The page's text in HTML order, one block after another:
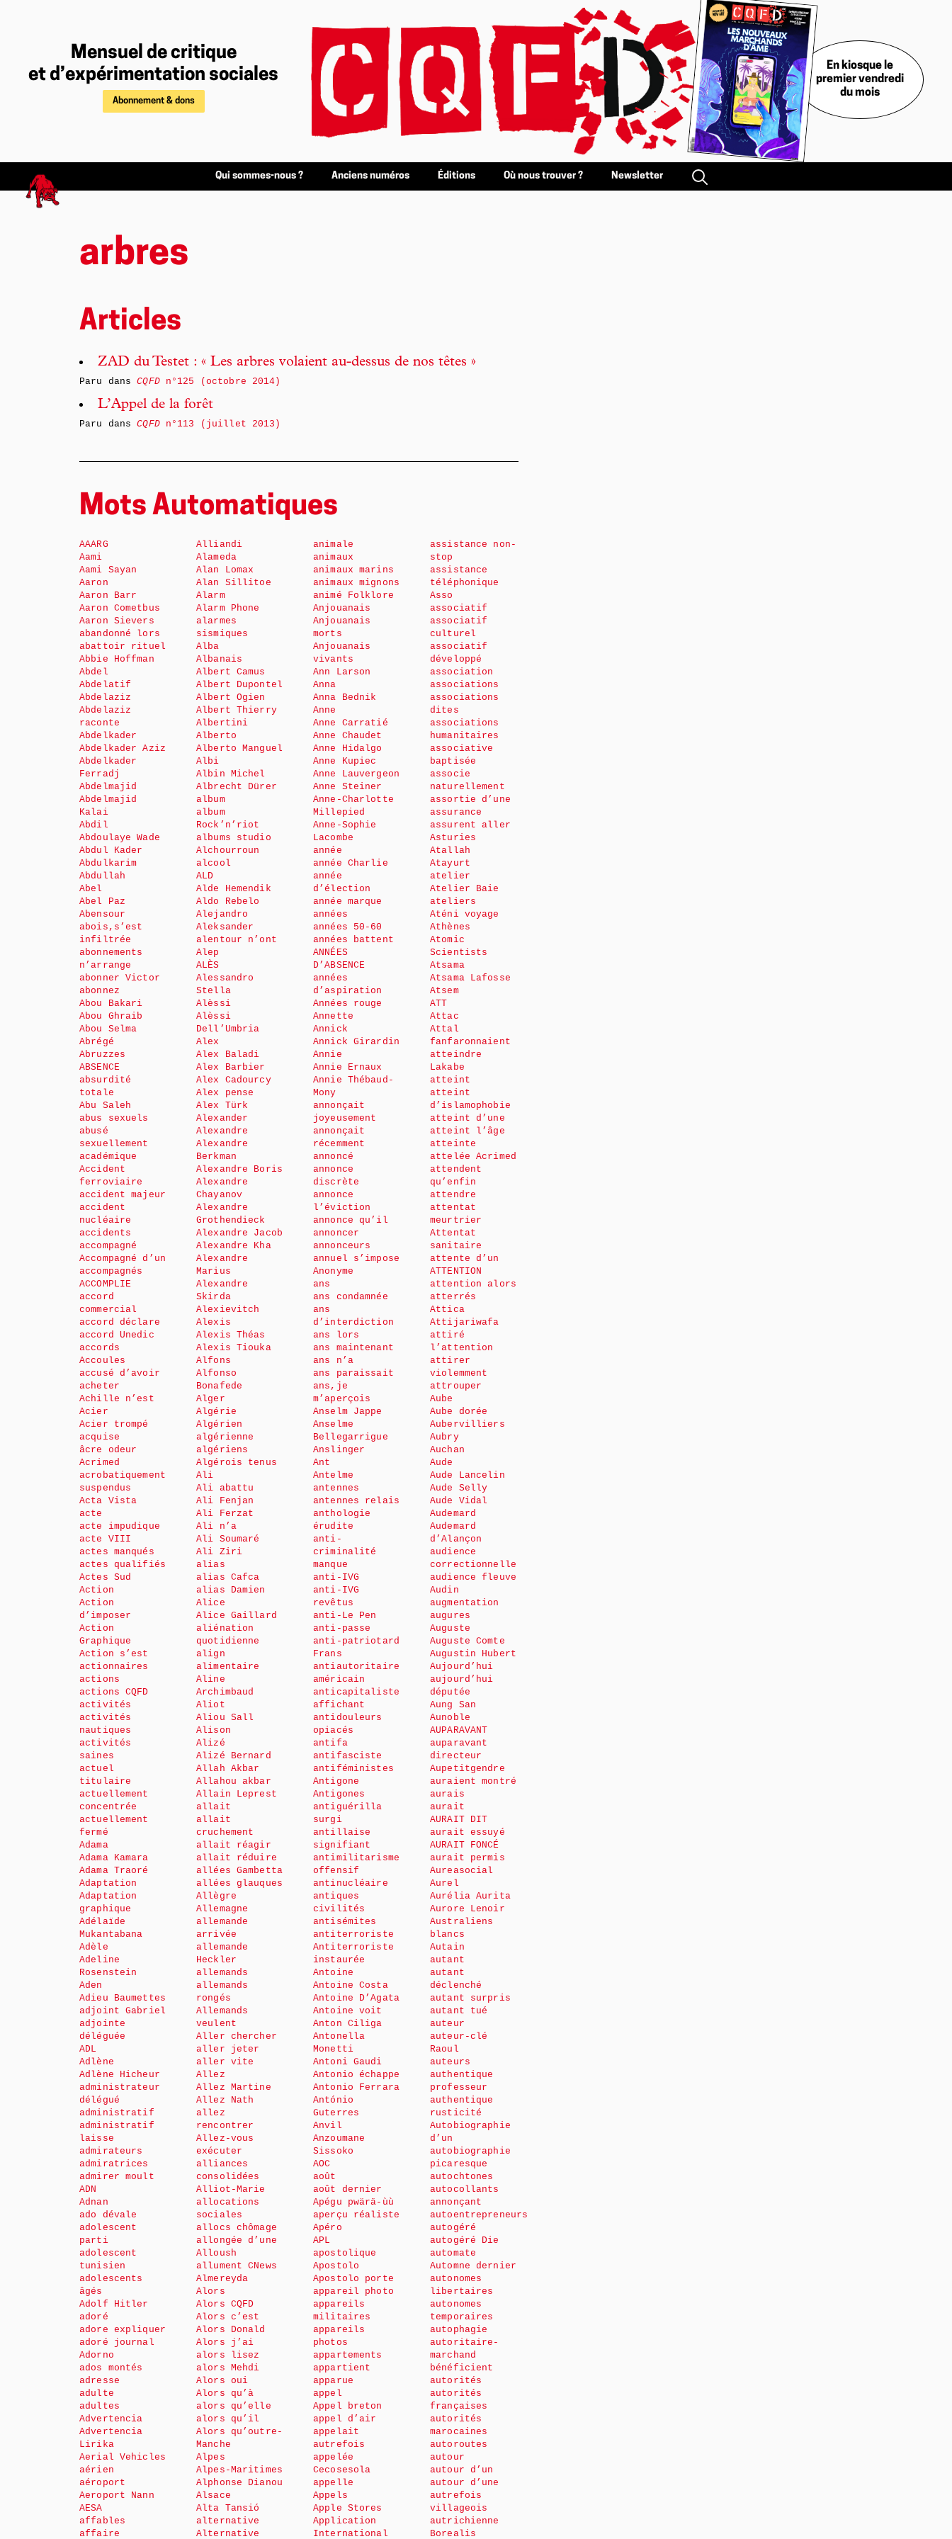
Mensuel de critique
et d’expérimentation sociales
Abonnement & dons
En kiosque le
premier vendredi
du mois
Qui sommes-nous ? Anciens numéros Éditions Où nous trouver ? Newsletter
arbres
Articles
ZAD du Testet : « Les arbres volaient au-dessus de nos têtes »
Paru dansCQFDn°125 (octobre 2014)
L’Appel de la forêt
Paru dansCQFDn°113 (juillet 2013)
Mots Automatiques
AAARG
Aami
Aami Sayan
Aaron
Aaron Barr
Aaron Cometbus
Aaron Sievers
abandonné lors
abattoir rituel
Abbie Hoffman
Abdel
Abdelatif
Abdelaziz
Abdelaziz
raconte
Abdelkader
Abdelkader Aziz
Abdelkader
Ferradj
Abdelmajid
Abdelmajid
Kalai
Abdil
Abdoulaye Wade
Abdul Kader
Abdulkarim
Abdullah
Abel
Abel Paz
Abensour
abois,s’est
infiltrée
abonnements
n’arrange
abonner Victor
abonnez
Abou Bakari
Abou Ghraib
Abou Selma
Abrégé
Abruzzes
ABSENCE
absurdité
totale
Abu Saleh
abus sexuels
abusé
sexuellement
académique
Accident
ferroviaire
accident majeur
accident
nucléaire
accidents
accompagné
Accompagné d’un
accompagnés
ACCOMPLIE
accord
commercial
accord déclare
accord Unedic
accords
Accoules
accusé d’avoir
acheter
Achille n’est
Acier
Acier trompé
acquise
âcre odeur
Acrimed
acrobatiquement
suspendus
Acta Vista
acte
acte impudique
acte VIII
actes manqués
actes qualifiés
Actes Sud
Action
Action
d’imposer
Action
Graphique
Action s’est
actionnaires
actions
actions CQFD
activités
activités
nautiques
activités
saines
actuel
titulaire
actuellement
concentrée
actuellement
fermé
Adama
Adama Kamara
Adama Traoré
Adaptation
Adaptation
graphique
Adélaïde
Mukantabana
Adèle
Adeline
Rosenstein
Aden
Adieu Baumettes
adjoint Gabriel
adjointe
déléguée
ADL
Adlène
Adlène Hicheur
administrateur
délégué
administratif
administratif
laisse
admirateurs
admiratrices
admirer moult
ADN
Adnan
ado dévale
adolescent
parti
adolescent
tunisien
adolescents
âgés
Adolf Hitler
adoré
adore expliquer
adoré journal
Adorno
ados montés
adresse
adulte
adultes
Advertencia
Advertencia
Lirika
Aerial Vehicles
aérien
aéroport
Aeroport Nann
AESA
affables
affaire
Alliandi
Alameda
Alan Lomax
Alan Sillitoe
Alarm
Alarm Phone
alarmes
sismiques
Alba
Albanais
Albert Camus
Albert Dupontel
Albert Ogien
Albert Thierry
Albertini
Alberto
Alberto Manguel
Albi
Albin Michel
Albrecht Dürer
album
album
Rock’n’riot
albums studio
Alchourroun
alcool
ALD
Alde Hemendik
Aldo Rebelo
Alejandro
Aleksander
alentour n’ont
Alep
ALÈS
Alessandro
Stella
Alèssi
Alèssi
Dell’Umbria
Alex
Alex Baladi
Alex Barbier
Alex Cadourcy
Alex pense
Alex Türk
Alexander
Alexandre
Alexandre
Berkman
Alexandre Boris
Alexandre
Chayanov
Alexandre
Grothendieck
Alexandre Jacob
Alexandre Kha
Alexandre
Marius
Alexandre
Skirda
Alexievitch
Alexis
Alexis Théas
Alexis Tiouka
Alfons
Alfonso
Bonafede
Alger
Algérie
Algérien
algérienne
algériens
Algérois tenus
Ali
Ali abattu
Ali Fenjan
Ali Ferzat
Ali n’a
Ali Soumaré
Ali Ziri
alias
alias Cafca
alias Damien
Alice
Alice Gaillard
aliénation
quotidienne
align
alimentaire
Aline
Archimbaud
Aliot
Aliou Sall
Alison
Alizé
Alizé Bernard
Allah Akbar
Allahou akbar
Allain Leprest
allait
allait
cruchement
allait réagir
allait réduire
allées Gambetta
allées glauques
Allègre
Allemagne
allemande
arrivée
allemande
Heckler
allemands
allemands
rongés
Allemands
veulent
Aller chercher
aller jeter
aller vite
Allez
Allez Martine
Allez Nath
allez
rencontrer
Allez-vous
exécuter
alliances
consolidées
Alliot-Marie
allocations
sociales
allocs chômage
allongée d’une
Alloush
allument CNews
Almereyda
Alors
Alors CQFD
Alors c’est
Alors Donald
Alors j’ai
alors lisez
alors Mehdi
Alors oui
Alors qu’à
alors qu’elle
alors qu’il
Alors qu’outre-
Manche
Alpes
Alpes-Maritimes
Alphonse Dianou
Alsace
Alta Tansió
alternative
Alternative
animale
animaux
animaux marins
animaux mignons
animé Folklore
Anjouanais
Anjouanais
morts
Anjouanais
vivants
Ann Larson
Anna
Anna Bednik
Anne
Anne Carratié
Anne Chaudet
Anne Hidalgo
Anne Kupiec
Anne Lauvergeon
Anne Steiner
Anne-Charlotte
Millepied
Anne-Sophie
Lacombe
année
année Charlie
année
d’élection
année marque
années
années 50-60
années battent
ANNÉES
D’ABSENCE
années
d’aspiration
Années rouge
Annette
Annick
Annick Girardin
Annie
Annie Ernaux
Annie Thébaud-
Mony
annonçait
joyeusement
annonçait
récemment
annoncé
annonce
discrète
annonce
l’éviction
annonce qu’il
annoncer
annonceurs
annuel s’impose
Anonyme
ans
ans condamnée
ans
d’interdiction
ans lors
ans maintenant
ans n’a
ans paraissait
ans,je
m’aperçois
Anselm Jappe
Anselme
Bellegarrigue
Anslinger
Ant
Antelme
antennes
antennes relais
anthologie
érudite
anti-
criminalité
manque
anti-IVG
anti-IVG
revêtus
anti-Le Pen
anti-passe
anti-patriotard
Frans
antiautoritaire
américain
anticapitaliste
affichant
antidouleurs
opiacés
antifa
antifasciste
antiféministes
Antigone
Antigones
antiguérilla
surgi
antillaise
signifiant
antimilitarisme
offensif
antinucléaire
antiques
civilités
antisémites
antiterroriste
Antiterroriste
instaurée
Antoine
Antoine Costa
Antoine D’Agata
Antoine voit
Anton Ciliga
Antonella
Monetti
Antoni Gaudi
Antonio échappe
Antonio Ferrara
António
Guterres
Anvil
Anzoumane
Sissoko
AOC
août
août dernier
Apégu pwärä-ùù
aperçu réaliste
Apéro
APL
apostolique
Apostolo
Apostolo porte
appareil photo
appareils
militaires
appareils
photos
appartements
appartient
apparue
appel
Appel breton
appel d’air
appelait
autrefois
appelée
Cecosesola
appelle
Appels
Apple Stores
Application
International
assistance non-
stop
assistance
téléphonique
Asso
associatif
associatif
culturel
associatif
développé
association
associations
associations
dites
associations
humanitaires
associative
baptisée
associe
naturellement
assortie d’une
assurance
assurent aller
Asturies
Atallah
Atayurt
atelier
Atelier Baie
ateliers
Aténi voyage
Athènes
Atomic
Scientists
Atsama
Atsama Lafosse
Atsem
ATT
Attac
Attal
fanfaronnaient
atteindre
Lakabe
atteint
atteint
d’islamophobie
atteint d’une
atteint l’âge
atteinte
attelée Acrimed
attendent
qu’enfin
attendre
attentat
meurtrier
Attentat
sanitaire
attente d’un
ATTENTION
attention alors
atterrés
Attica
Attijariwafa
attiré
l’attention
attirer
violemment
attrouper
Aube
Aube dorée
Aubervilliers
Aubry
Auchan
Aude
Aude Lancelin
Aude Selly
Aude Vidal
Audemard
Audemard
d’Alançon
audience
correctionnelle
audience fleuve
Audin
augmentation
augures
Auguste
Auguste Comte
Augustin Hubert
Aujourd’hui
aujourd’hui
députée
Aung San
Aunoble
AUPARAVANT
auparavant
directeur
Aupetitgendre
auraient montré
aurais
aurait
AURAIT DIT
aurait essuyé
AURAIT FONCÉ
aurait permis
Aureasocial
Aurel
Aurélia Aurita
Aurore Lenoir
Australiens
blancs
Autain
autant
autant
déclenché
autant surpris
autant tué
auteur
auteur-clé
Raoul
auteurs
authentique
professeur
authentique
rusticité
Autobiographie
d’un
autobiographie
picaresque
autochtones
autocollants
annonçant
autoentrepreneurs
autogéré
autogéré Die
automate
Automne dernier
autonomes
libertaires
autonomes
temporaires
autophagie
autoritaire-
marchand
bénéficient
autorités
autorités
françaises
autorités
marocaines
autoroutes
autour
autour d’un
autour d’une
autrefois
villageois
autrichienne
Borealis